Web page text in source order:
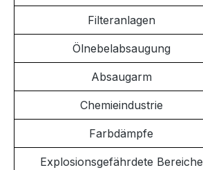
Filteranlagen
Ölnebelabsaugung
Absaugarm
Chemieindustrie
Farbdämpfe
Explosionsgefährdete Bereiche